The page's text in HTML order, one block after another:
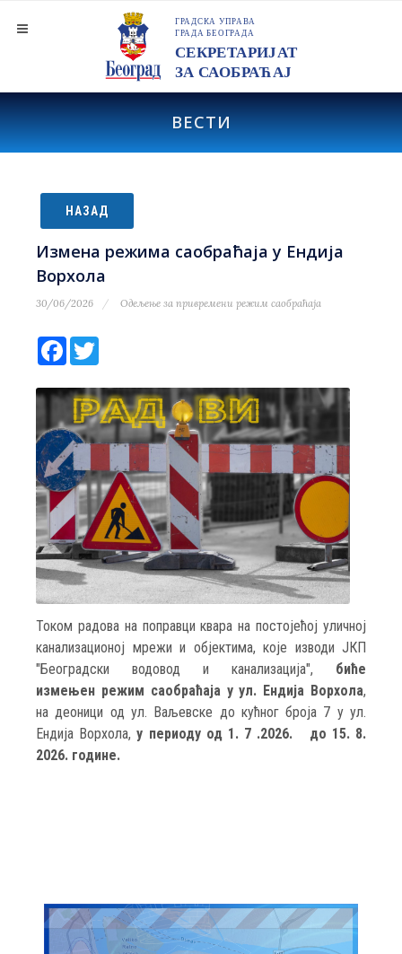
ВЕСТИ
НАЗАД
Измена режима саобраћаја у Ендија
Ворхола
30/06/2026 Одељење за привремени режим саобраћаја
Facebook
Током радова на поправци квара на постојећој уличној
канализационој мрежи и објектима, које изводи ЈКП
"Београдски водовод и канализација", биће
измењен режим саобраћаја у ул. Ендија Ворхола,
на деоници од ул. Ваљевске до кућног броја 7 у ул.
Ендија Ворхола,у периоду од 1. 7 .2026. до 15. 8.
2026. године.